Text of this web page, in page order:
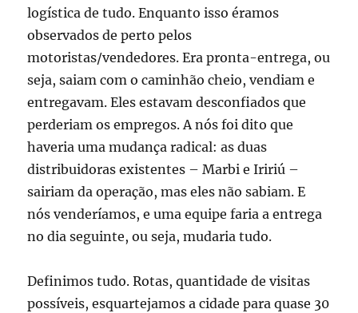
logística de tudo. Enquanto isso éramos
observados de perto pelos
motoristas/vendedores. Era pronta-entrega, ou
seja, saiam com o caminhão cheio, vendiam e
entregavam. Eles estavam desconfiados que
perderiam os empregos. A nós foi dito que
haveria uma mudança radical: as duas
distribuidoras existentes – Marbi e Iririú –
sairiam da operação, mas eles não sabiam. E
nós venderíamos, e uma equipe faria a entrega
no dia seguinte, ou seja, mudaria tudo.
Definimos tudo. Rotas, quantidade de visitas
possíveis, esquartejamos a cidade para quase 30